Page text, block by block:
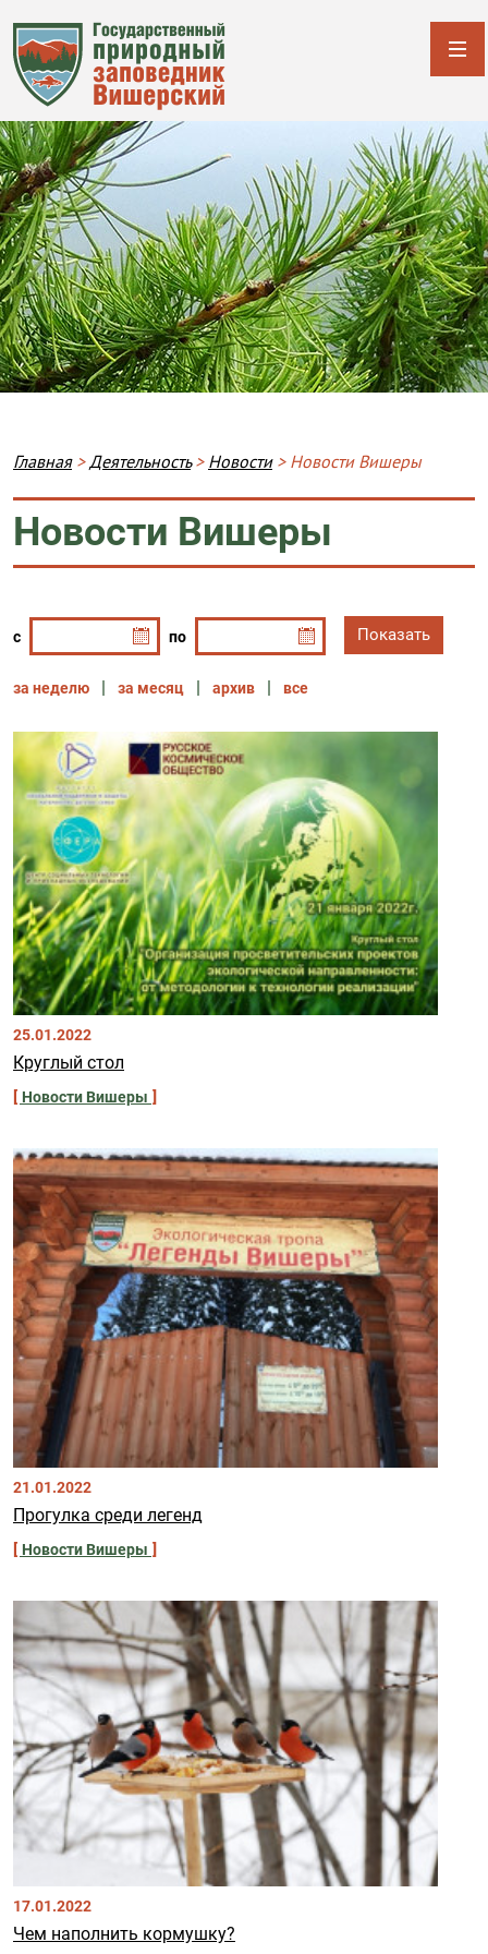
Строка навигации
Главная Деятельность Новости Новости Вишеры
Новости Вишеры
с по
за неделю за месяц архив все
25.01.2022
Круглый стол
Новости Вишеры
21.01.2022
Прогулка среди легенд
Новости Вишеры
17.01.2022
Чем наполнить кормушку?